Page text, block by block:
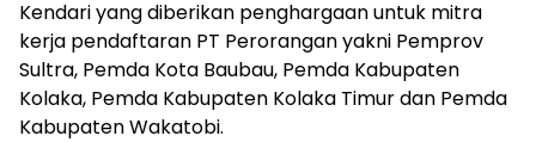
Kendari yang diberikan penghargaan untuk mitra
kerja pendaftaran PT Perorangan yakni Pemprov
Sultra, Pemda Kota Baubau, Pemda Kabupaten
Kolaka, Pemda Kabupaten Kolaka Timur dan Pemda
Kabupaten Wakatobi.